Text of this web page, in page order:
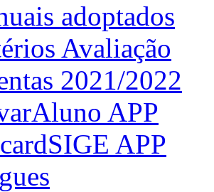
adoptados
Avaliação
2021/2022
APP
APP